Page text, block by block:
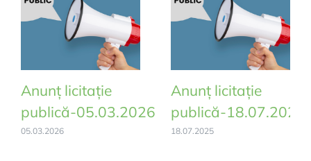
Anunț licitație
publică-05.03.2026
05.03.2026
Anunț licitație
publică-18.07.2025
18.07.2025